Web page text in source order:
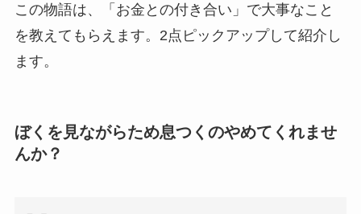
この物語は、「お金との付き合い」で大事なこと
を教えてもらえます。2点ピックアップして紹介し
ます。
ぼくを見ながらため息つくのやめてくれませ
んか？